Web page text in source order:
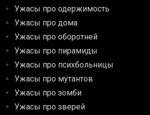
Ужасы про одержимость
Ужасы про дома
Ужасы про оборотней
Ужасы про пирамиды
Ужасы про психбольницы
Ужасы про мутантов
Ужасы про зомби
Ужасы про зверей